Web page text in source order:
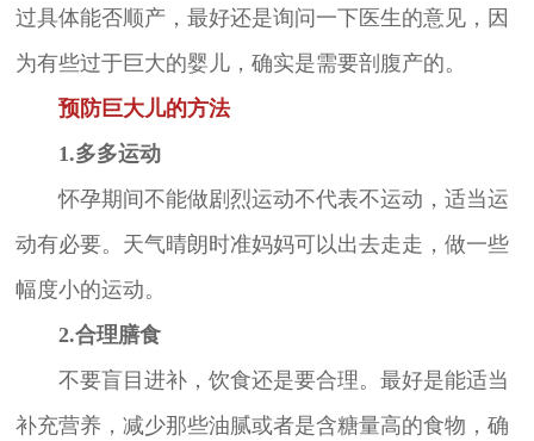
过具体能否顺产，最好还是询问一下医生的意见，因
为有些过于巨大的婴儿，确实是需要剖腹产的。
预防巨大儿的方法
1.多多运动
怀孕期间不能做剧烈运动不代表不运动，适当运
动有必要。天气晴朗时准妈妈可以出去走走，做一些
幅度小的运动。
2.合理膳食
不要盲目进补，饮食还是要合理。最好是能适当
补充营养，减少那些油腻或者是含糖量高的食物，确